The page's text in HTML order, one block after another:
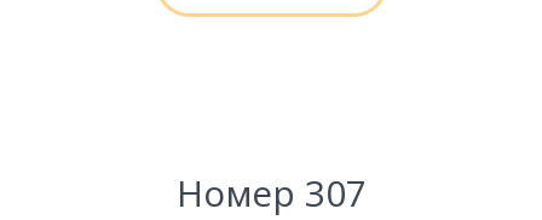
Номер 307